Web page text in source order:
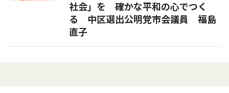
社会」を 確かな平和の心でつく
る 中区選出公明党市会議員 福島
直子